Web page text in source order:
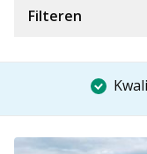
Filteren